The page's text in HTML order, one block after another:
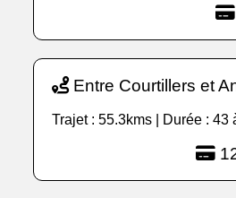
Entre Courtillers et
Trajet : 55.3kms | Durée : 43